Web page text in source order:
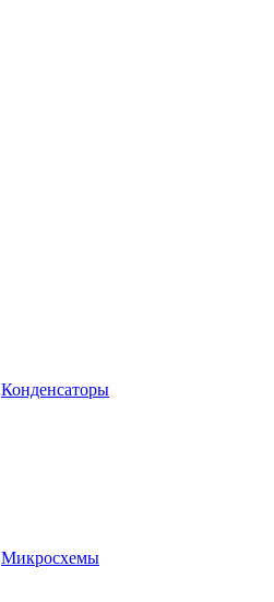
Конденсаторы
Микросхемы